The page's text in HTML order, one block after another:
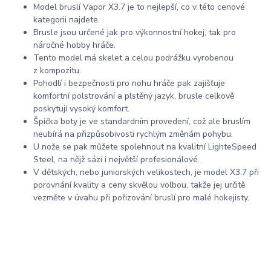
Model bruslí Vapor X3.7 je to nejlepší, co v této cenové
kategorii najdete.
Brusle jsou určené jak pro výkonnostní hokej, tak pro
náročné hobby hráče.
Tento model má skelet a celou podrážku vyrobenou
z kompozitu.
Pohodlí i bezpečnosti pro nohu hráče pak zajišťuje
komfortní polstrování a plstěný jazyk, brusle celkově
poskytují vysoký komfort.
Špička boty je ve standardním provedení, což ale bruslím
neubírá na přizpůsobivosti rychlým změnám pohybu.
U nože se pak můžete spolehnout na kvalitní LighteSpeed
Steel, na nějž sází i největší profesionálové.
V dětských, nebo juniorských velikostech, je model X3.7 při
porovnání kvality a ceny skvělou volbou, takže jej určitě
vezměte v úvahu při pořizování bruslí pro malé hokejisty.